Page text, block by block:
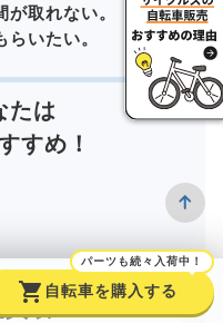
が取れない。
いたい。
たは
すめ！
買取
shopping_cart
パーツも続々入荷中！
自転車を購入する